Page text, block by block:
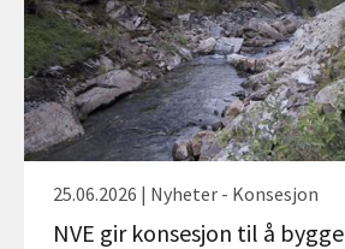
25.06.2026 | Nyheter - Konsesjon
NVE gir konsesjon til å bygge